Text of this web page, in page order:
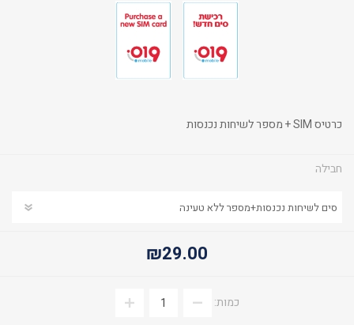
כרטיס SIM + מספר לשיחות נכנסות
חבילה
₪29.00
כמות: